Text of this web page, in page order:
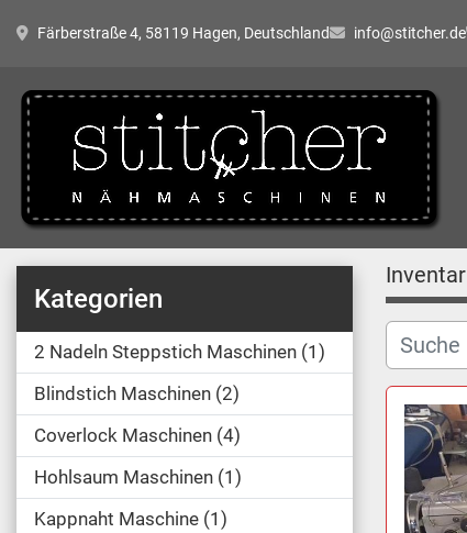
Färberstraße 4, 58119 Hagen, Deutschland info@stitcher.de
Kategorien
2 Nadeln Steppstich Maschinen 1
Blindstich Maschinen 2
Coverlock Maschinen 4
Hohlsaum Maschinen 1
Kappnaht Maschine 1
Inventar